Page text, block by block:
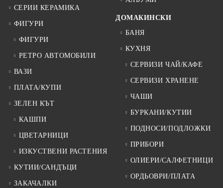
СЕРИИ КЕРАМИКА
ФИГУРИ
ФИГУРИ
РЕТРО АВТОМОБИЛИ
ВАЗИ
ПЛАТА/КУПИ
ЗЕЛЕН КЪТ
КАШПИ
ЦВЕТАРНИЦИ
ИЗКУСТВЕНИ РАСТЕНИЯ
КУТИИ/САНДЪЦИ
ЗАКАЧАЛКИ
ДОМАКИНСКИ
БАНЯ
КУХНЯ
СЕРВИЗИ ЧАЙ/КАФЕ
СЕРВИЗИ ХРАНЕНЕ
ЧАШИ
БУРКАНИ/КУТИИ
ПОДНОСИ/ПОДЛОЖКИ
ПРИБОРИ
ОЛИЕРИ/САЛФЕТНИЦИ
ОРДЬОВРИ/ПЛАТА